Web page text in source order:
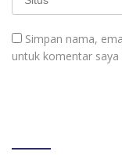
Simpan nama,
untuk komentar saya